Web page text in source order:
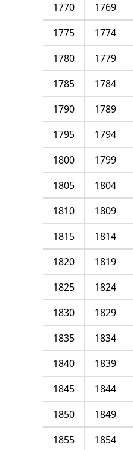
1769
1770
1774
1775
1779
1780
1784
1785
1789
1790
1794
1795
1799
1800
1804
1805
1809
1810
1814
1815
1819
1820
1824
1825
1829
1830
1834
1835
1839
1840
1844
1845
1849
1850
1854
1855